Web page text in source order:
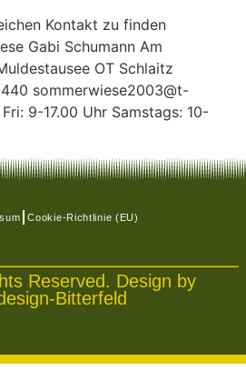
Kontakt zu finden
Gabi Schumann Am
OT Schlaitz
sommerwiese2003@t-
9-17.00 Uhr Samstags: 10-
Cookie-Richtlinie (EU)
Reserved. Design by
Bitterfeld